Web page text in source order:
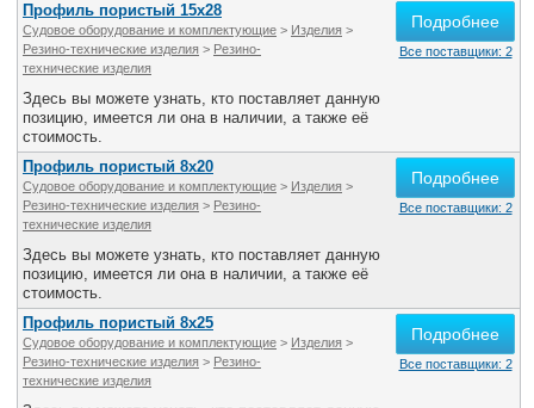
Профиль пористый 15х28
Судовое оборудование и комплектующие > Изделия >
Резино-технические изделия > Резино-
технические изделия
Здесь вы можете узнать, кто поставляет данную
позицию, имеется ли она в наличии, а также её
стоимость.
Подробнее
Все поставщики: 2
Профиль пористый 8х20
Судовое оборудование и комплектующие > Изделия >
Резино-технические изделия > Резино-
технические изделия
Здесь вы можете узнать, кто поставляет данную
позицию, имеется ли она в наличии, а также её
стоимость.
Подробнее
Все поставщики: 2
Профиль пористый 8х25
Судовое оборудование и комплектующие > Изделия >
Резино-технические изделия > Резино-
технические изделия
Подробнее
Все поставщики: 2